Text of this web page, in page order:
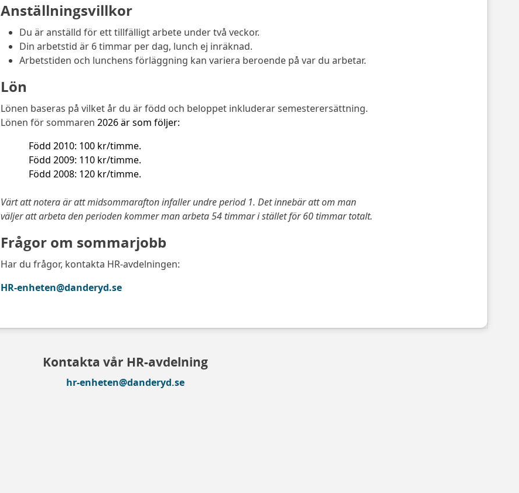
Anställningsvillkor
Du är anställd för ett tillfälligt arbete under två veckor.
Din arbetstid är 6 timmar per dag, lunch ej inräknad.
Arbetstiden och lunchens förläggning kan variera beroende på var du arbetar.
Lön
Lönen baseras på vilket år du är född och beloppet inkluderar semesterersättning.
Lönen för sommaren 2026 är som följer:
Född 2010: 100 kr/timme.
Född 2009: 110 kr/timme.
Född 2008: 120 kr/timme.
Värt att notera är att midsommarafton infaller undre period 1. Det innebär att om man
väljer att arbeta den perioden kommer man arbeta 54 timmar i stället för 60 timmar totalt.
Frågor om sommarjobb
Har du frågor, kontakta HR-avdelningen:
HR-enheten@danderyd.se
Kontakta vår HR-avdelning
hr-enheten@danderyd.se